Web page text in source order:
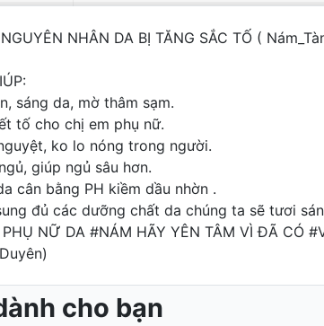
NHÂN DA BỊ TĂNG SẮC TỐ (
sáng da, mờ thâm sạm.
tố cho chị em phụ nữ.
ko lo nóng trong người.
giúp ngủ sâu hơn.
cân bằng PH kiềm dầu nhờn .
đủ các dưỡng chất da chúng ta sẽ tươi
NỮ DA #NÁM HÃY YÊN TÂM VÌ ĐÃ CÓ
cho bạn